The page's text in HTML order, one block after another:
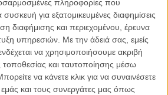
πληροφορίες που
για εξατομικευμένες διαφημίσεις
διαφήμισης και περιεχομένου, έρευνα
υπηρεσιών. Με την άδειά σας, εμείς
να χρησιμοποιήσουμε ακριβή
και ταυτοποίησης μέσω
να κάνετε κλικ για να συναινέσετε
και τους συνεργάτες μας όπως
που πετούν, ο Ναυτίλος από τις
τη Θάλασσα», ο Μάικ Κέιν ως
και ο Ντουέιν Τζόνσον (βλ. The Rock) ως
και μερικά ακόμη εξωτικά και μη
φαντασία που δύσκολα θα ενθουσιάζε
target group των παιδιών στα οποία